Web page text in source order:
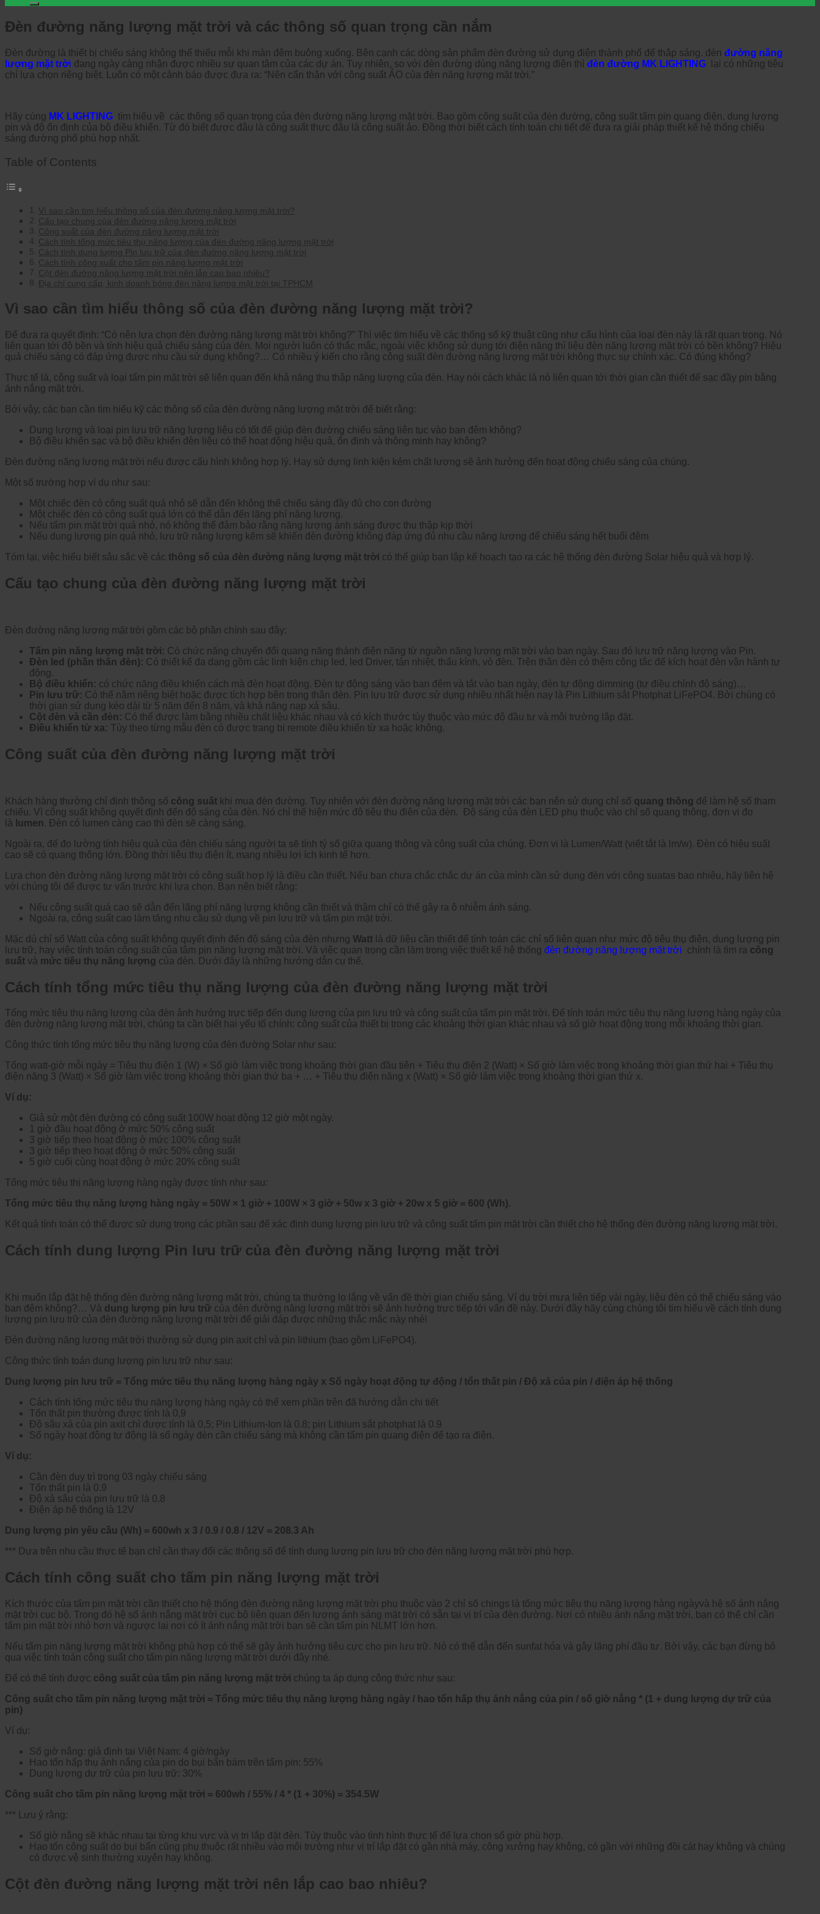
Đèn đường năng lượng mặt trời và các thông số quan trọng cần nắm
Đèn đường là thiết bị chiếu sáng không thể thiếu mỗi khi màn đêm buông xuống. Bên cạnh các dòng sản phẩm đèn đường sử dụng điện thành phố để thắp sáng. đèn đường năng
lượng mặt trời đang ngày càng nhận được nhiều sự quan tâm của các dự án. Tuy nhiên, so với đèn đường dùng năng lượng điện thì đèn đường MK LIGHTING
lại có những tiêu
chí lựa chọn riêng biệt. Luôn có một cảnh báo được đưa ra: “Nên cẩn thận với công suất ẢO của đèn năng lượng mặt trời.”
Hãy cùng MK LIGHTING tìm hiểu về các thông số quan trọng của đèn đường năng lượng mặt trời. Bao gồm công suất của đèn đường, công suất tấm pin quang điện, dung lượng
pin và độ ổn định của bộ điều khiển. Từ đó biết được đâu là công suất thực đâu là công suất ảo. Đồng thời biết cách tính toán chi tiết để đưa ra giải pháp thiết kế hệ thống chiếu
sáng đường phố phù hợp nhất.
Table of Contents
Vì sao cần tìm hiểu thông số của đèn đường năng lượng mặt trời?
Cấu tạo chung của đèn đường năng lượng mặt trời
Công suất của đèn đường năng lượng mặt trời
Cách tính tổng mức tiêu thụ năng lượng của đèn đường năng lượng mặt trời
Cách tính dung lượng Pin lưu trữ của đèn đường năng lượng mặt trời
Cách tính công suất cho tấm pin năng lượng mặt trời
Cột đèn đường năng lượng mặt trời nên lắp cao bao nhiêu?
Địa chỉ cung cấp, kinh doanh bóng đèn năng lượng mặt trời tại TPHCM
Vì sao cần tìm hiểu thông số của đèn đường năng lượng mặt trời?
Để đưa ra quyết định: “Có nên lựa chọn đèn đường năng lượng mặt trời không?” Thì việc tìm hiểu về các thống số kỹ thuật cũng như cấu hình của loại đèn này là rất quan trọng. Nó
liên quan tới độ bền và tính hiệu quả chiếu sáng của đèn. Mọi người luôn có thắc mắc, ngoài việc không sử dụng tới điện năng thì liệu đèn năng lượng mặt trời có bền không? Hiệu
quả chiếu sáng có đáp ứng được nhu cầu sử dụng không?… Có nhiều ý kiến cho rằng công suất đèn đường năng lượng mặt trời không thực sự chính xác. Có đúng không?
Thực tế là, công suất và loại tấm pin mặt trời sẽ liên quan đến khả năng thu thập năng lượng của đèn. Hay nói cách khác là nó liên quan tới thời gian cần thiết để sạc đầy pin bằng
ánh nắng mặt trời.
Bởi vậy, các bạn cần tìm hiểu kỹ các thông số của đèn đường năng lượng mặt trời để biết rằng:
Dung lượng và loại pin lưu trữ năng lượng liệu có tốt để giúp đèn đường chiếu sáng liên tục vào ban đêm không?
Bộ điều khiển sạc và bộ điều khiển đèn liệu có thể hoạt động hiệu quả, ổn định và thông minh hay không?
Đèn đường năng lượng mặt trời nếu được cấu hình không hợp lý. Hay sử dựng linh kiện kém chất lượng sẽ ảnh hưởng đến hoạt động chiếu sáng của chúng.
Một số trường hợp ví dụ như sau:
Một chiếc đèn có công suất quá nhỏ sẽ dẫn đến không thể chiếu sáng đầy đủ cho con đường
Một chiếc đèn có công suất quá lớn có thể dẫn đến lãng phí năng lượng.
Nếu tấm pin mặt trời quá nhỏ, nó không thể đảm bảo rằng năng lượng ánh sáng được thu thập kịp thời
Nếu dung lượng pin quá nhỏ, lưu trữ năng lượng kẽm sẽ khiến đèn đường không đáp ứng đủ nhu cầu năng lượng để chiếu sáng hết buổi đêm
Tóm lại, việc hiểu biết sâu sắc về các thông số của đèn đường năng lượng mặt trời có thể giúp bạn lập kế hoạch tạo ra các hệ thống đèn đường Solar hiệu quả và hợp lý.
Cấu tạo chung của đèn đường năng lượng mặt trời
Đèn đường năng lượng mặt trời gồm các bộ phần chính sau đây:
Tấm pin năng lượng mặt trời: Có chức năng chuyển đổi quang năng thành điện năng từ nguồn năng lượng mặt trời vào ban ngày. Sau đó lưu trữ năng lượng vào Pin.
Đèn led (phần thân đèn): Có thiết kế đa dạng gồm các linh kiện chip led, led Driver, tản nhiệt, thấu kính, vỏ đèn. Trên thân đèn có thêm công tắc để kích hoạt đèn vận hành tự
động.
Bộ điều khiển: có chức năng điều khiển cách mà đèn hoạt động. Đèn tự động sáng vào ban đêm và tắt vào ban ngày, đèn tự động dimming (tự điều chỉnh độ sáng)…
Pin lưu trữ: Có thể nằm riêng biệt hoặc được tích hợp bên trong thân đèn. Pin lưu trữ được sử dụng nhiều nhất hiện nay là Pin Lithium sắt Photphat LiFePO4. Bởi chúng có
thời gian sử dụng kéo dài từ 5 năm đến 8 năm, và khả năng nạp xả sâu.
Cột đèn và cần đèn: Có thể được làm bằng nhiều chất liệu khác nhau và có kích thước tùy thuộc vào mức độ đầu tư và môi trường lắp đặt.
Điều khiển từ xa: Tùy theo từng mẫu đèn có được trang bị remote điều khiển từ xa hoặc không.
Công suất của đèn đường năng lượng mặt trời
Khách hàng thường chỉ định thông số công suất khi mua đèn đường. Tuy nhiên với đèn đường năng lượng mặt trời các bạn nên sử dụng chỉ số quang thông để làm hệ số tham
chiếu. Vì công suất không quyết định đến độ sáng của đèn. Nó chỉ thể hiện mức độ tiêu thụ điện của đèn. Độ sáng của đèn LED phụ thuộc vào chỉ số quang thông, đơn vị đo
là lumen. Đèn có lumen càng cao thì đèn sẽ càng sáng.
Ngoài ra, để đo lường tính hiệu quả của đèn chiếu sáng người ta sẽ tính tỷ số giữa quang thông và công suất của chúng. Đơn vị là Lumen/Watt (viết tắt là lm/w). Đèn có hiệu suất
cao sẽ có quang thông lớn. Đồng thời tiêu thụ điện ít, mang nhiều lợi ích kinh tế hơn.
Lựa chọn đèn đường năng lượng mặt trời có công suất hợp lý là điều cần thiết. Nếu bạn chưa chắc chắc dự án của mình cần sử dụng đèn với công suatas bao nhiêu, hãy liên hệ
với chúng tôi để được tư vấn trước khi lựa chọn. Bạn nên biết rằng:
Nếu công suất quá cao sẽ dẫn đến lãng phí năng lượng không cần thiết và thậm chí có thể gây ra ô nhiễm ánh sáng.
Ngoài ra, công suất cao làm tăng nhu cầu sử dụng về pin lưu trữ và tấm pin mặt trời.
Mặc dù chỉ số Watt của công suất không quyết định đến độ sáng của đèn nhưng Watt là dữ liệu cần thiết để tính toán các chỉ số liên quan như mức độ tiêu thụ điện, dung lượng pin
lưu trữ, hay việc tính toán công suất của tâm pin năng lượng mặt trời. Và việc quan trọng cần làm trong việc thiết kế hệ thống đèn đường năng lượng mặt trời chính là tìm ra công
suất và mức tiêu thụ năng lượng của đèn. Dưới đây là những hướng dẫn cụ thể.
Cách tính tổng mức tiêu thụ năng lượng của đèn đường năng lượng mặt trời
Tổng mức tiêu thụ năng lượng của đèn ảnh hưởng trực tiếp đến dung lượng của pin lưu trữ và công suất của tấm pin mặt trời. Để tính toán mức tiêu thụ năng lượng hàng ngày của
đèn đường năng lượng mặt trời, chúng ta cần biết hai yếu tố chính: công suất của thiết bị trong các khoảng thời gian khác nhau và số giờ hoạt động trong mỗi khoảng thời gian.
Công thức tính tổng mức tiêu thụ năng lượng của đèn đường Solar như sau:
Tổng watt-giờ mỗi ngày = Tiêu thụ điện 1 (W) × Số giờ làm việc trong khoảng thời gian đầu tiên + Tiêu thụ điện 2 (Watt) × Số giờ làm việc trong khoảng thời gian thứ hai + Tiêu thụ
điện năng 3 (Watt) × Số giờ làm việc trong khoảng thời gian thứ ba + … + Tiêu thụ điện năng x (Watt) × Số giờ làm việc trong khoảng thời gian thứ x.
Ví dụ:
Giả sử một đèn đường có công suất 100W hoạt động 12 giờ một ngày.
1 giờ đầu hoạt động ở mức 50% công suất
3 giờ tiếp theo hoạt động ở mức 100% công suất
3 giờ tiếp theo hoạt động ở mức 50% công suất
5 giờ cuối cùng hoạt động ở mức 20% công suất
Tổng mức tiêu thị năng lượng hàng ngày được tính như sau:
Tổng mức tiêu thụ năng lượng hàng ngày = 50W × 1 giờ + 100W × 3 giờ + 50w x 3 giờ + 20w x 5 giờ = 600 (Wh).
Kết quả tính toán có thể được sử dụng trong các phần sau để xác định dung lượng pin lưu trữ và công suất tấm pin mặt trời cần thiết cho hệ thống đèn đường năng lượng mặt trời.
Cách tính dung lượng Pin lưu trữ của đèn đường năng lượng mặt trời
Khi muốn lắp đặt hệ thống đèn đường năng lượng mặt trời, chúng ta thường lo lắng về vấn đề thời gian chiếu sáng. Ví dụ trời mưa liên tiếp vài ngày, liệu đèn có thể chiếu sáng vào
ban đêm không?… Và dung lượng pin lưu trữ của đèn đường năng lượng mặt trời sẽ ảnh hưởng trực tiếp tới vấn đề này. Dưới đây hãy cùng chúng tôi tim hiểu về cách tính dung
lượng pin lưu trữ của đèn đường năng lượng mặt trời để giải đáp được những thắc mắc này nhé!
Đèn đường năng lượng mặt trời thường sử dụng pin axit chì và pin lithium (bao gồm LiFePO4).
Công thức tính toán dung lượng pin lưu trữ như sau:
Dung lượng pin lưu trữ = Tổng mức tiêu thụ năng lượng hàng ngày x Số ngày hoạt động tự động / tổn thất pin / Độ xả của pin / điện áp hệ thống
Cách tính tổng mức tiêu thụ năng lượng hàng ngày có thể xem phần trên đã hướng dẫn chi tiết
Tổn thất pin thường được tính là 0,9
Độ sâu xả của pin axit chì được tính là 0,5; Pin Lithium-Ion là 0.8; pin Lithium sắt photphat là 0.9
Số ngày hoạt động tự động là số ngày đèn cần chiếu sáng mà không cần tấm pin quang điện để tạo ra điện.
Ví dụ:
Cần đèn duy trì trong 03 ngày chiếu sáng
Tổn thất pin là 0.9
Độ xả sâu của pin lưu trữ là 0.8
Điện áp hệ thống là 12V
Dung lượng pin yêu cầu (Wh) = 600wh x 3 / 0.9 / 0.8 / 12V = 208.3 Ah
*** Dựa trên nhu cầu thực tế bạn chỉ cần thay đổi các thông số để tính dung lượng pin lưu trữ cho đèn năng lượng mặt trời phù hợp.
Cách tính công suất cho tấm pin năng lượng mặt trời
Kích thước của tấm pin mặt trời cần thiết cho hệ thống đèn đường năng lượng mặt trời phụ thuộc vào 2 chỉ số chings là tổng mức tiêu thụ năng lượng hàng ngàyvà hệ số ánh nắng
mặt trời cục bộ. Trong đó hệ số ánh nắng mặt trời cục bộ liên quan đến lượng ánh sáng mặt trời có sẵn tại vị trí của đèn đường. Nơi có nhiều ánh nắng mặt trời, bạn có thể chỉ cần
tấm pin mặt trời nhỏ hơn và ngược lại nơi có ít ánh nắng mặt trời bạn sẽ cần tấm pin NLMT lớn hơn.
Nếu tấm pin năng lượng mặt trời không phù hợp có thể sẽ gây ảnh hưởng tiêu cực cho pin lưu trữ. Nó có thể dẫn đến sunfat hóa và gây lãng phí đầu tư. Bởi vậy, các bạn đừng bỏ
qua việc tính toán công suất cho tấm pin năng lượng mặt trời dưới đây nhé.
Để có thể tính được công suất của tấm pin năng lượng mặt trời chúng ta áp dụng công thức như sau:
Công suất cho tấm pin năng lượng mặt trời = Tổng mức tiêu thụ năng lượng hàng ngày / hao tổn hấp thụ ánh nắng của pin / số giờ nắng * (1 + dung lượng dự trữ của
pin)
Ví dụ:
Số giờ nắng: giả định tại Việt Nam: 4 giờ/ngày
Hao tổn hấp thụ ánh nắng của pin do bụi bẩn bám trên tấm pin: 55%
Dung lượng dự trữ của pin lưu trữ: 30%
Công suất cho tấm pin năng lượng mặt trời = 600wh / 55% / 4 * (1 + 30%) = 354.5W
*** Lưu ý rằng:
Số giờ nắng sẽ khác nhau tại từng khu vực và vị tri lắp đặt đèn. Tùy thuộc vào tình hình thực tế để lựa chọn số giờ phù hợp.
Hao tổn công suất do bụi bẩn cũng phụ thuộc rất nhiều vào môi trường như vị trí lắp đặt có gần nhà máy, công xưởng hay không, có gần với những đồi cát hay không và chúng
có được vệ sinh thường xuyên hay không.
Cột đèn đường năng lượng mặt trời nên lắp cao bao nhiêu?